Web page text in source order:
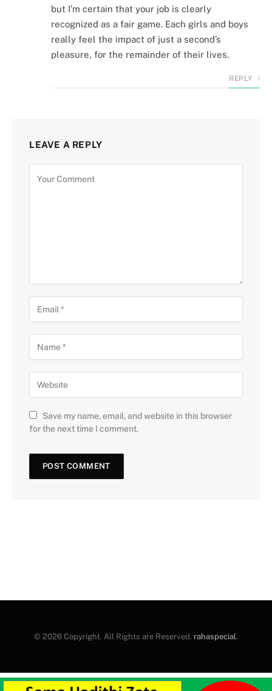
but I’m certain that your job is clearly
recognized as a fair game. Each girls and boys
really feel the impact of just a second’s
pleasure, for the remainder of their lives.
REPLY
LEAVE A REPLY
Save my name, email, and website in this browser
for the next time I comment.
© 2026 Copyright. All Rights are Reserved. rahaspecial.